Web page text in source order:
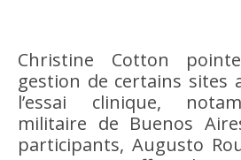
Christine Cotton
gestion de certains sites
l’essai clinique,
militaire de Buenos
participants, Augusto